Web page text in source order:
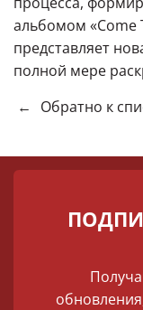
альбомом «Come
представляет
полной мере
←
Обратно к